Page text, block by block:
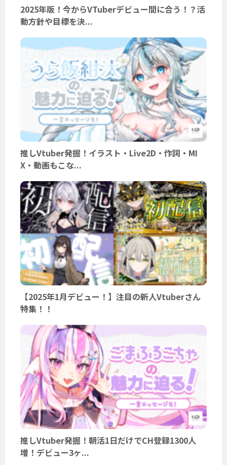
2025年版！今からVTuberデビュー間に合う！？活
動方針や目標を決...
推しVtuber発掘！イラスト・Live2D・作詞・MI
X・動画もこな...
【2025年1月デビュー！】注目の新人Vtuberさん
特集！！
推しVtuber発掘！朝活1日だけでCH登録1300人
増！デビュー3ヶ...